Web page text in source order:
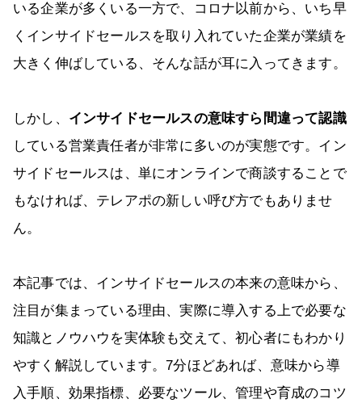
いる企業が多くいる一方で、コロナ以前から、いち早
くインサイドセールスを取り入れていた企業が業績を
大きく伸ばしている、そんな話が耳に入ってきます。
しかし、 インサイドセールスの意味すら間違って認識
している営業責任者が非常に多いのが実態です。イン
サイドセールスは、単にオンラインで商談することで
もなければ、テレアポの新しい呼び方でもありませ
ん。
本記事では、インサイドセールスの本来の意味から、
注目が集まっている理由、実際に導入する上で必要な
知識とノウハウを実体験も交えて、初心者にもわかり
やすく解説しています。7分ほどあれば、意味から導
入手順、効果指標、必要なツール、管理や育成のコツ